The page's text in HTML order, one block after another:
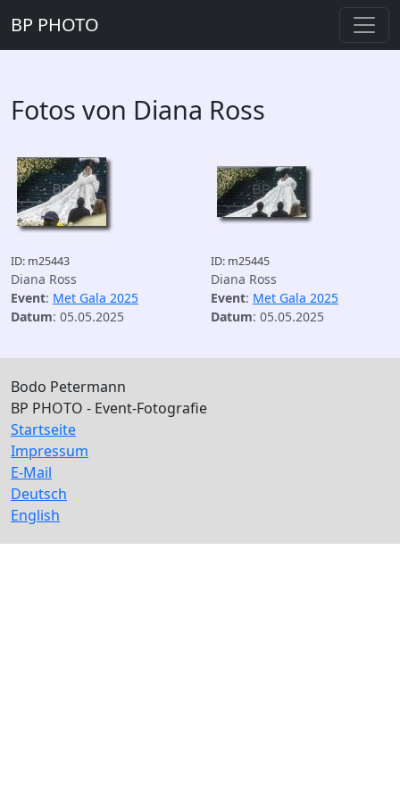
BP PHOTO
Fotos von Diana Ross
ID: m25443
Diana Ross
Event: Met Gala 2025
Datum: 05.05.2025
ID: m25445
Diana Ross
Event: Met Gala 2025
Datum: 05.05.2025
Bodo Petermann
BP PHOTO - Event-Fotografie
Startseite
Impressum
E-Mail
Deutsch
English